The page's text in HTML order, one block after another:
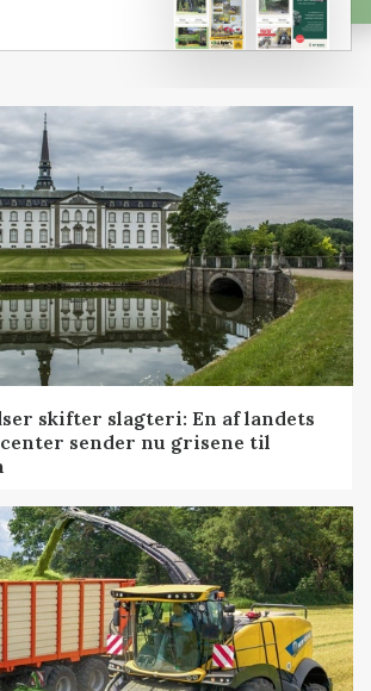
skifter slagteri: En af landets
sender nu grisene til